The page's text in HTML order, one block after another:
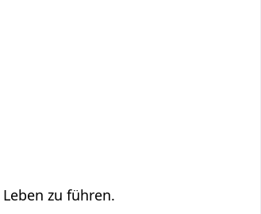
zu führen.